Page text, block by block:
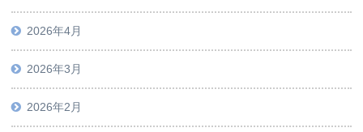
2026年4月
2026年3月
2026年2月